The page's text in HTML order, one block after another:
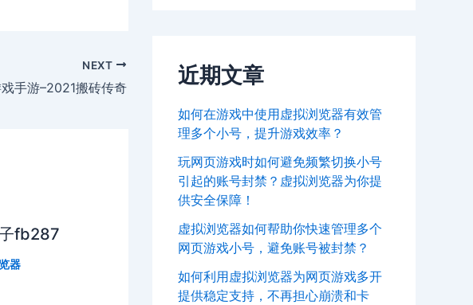
NEXT
手游–2021搬砖传奇
fb287
器
近期文章
如何在游戏中使用虚拟浏览器有效管
理多个小号，提升游戏效率？
玩网页游戏时如何避免频繁切换小号
引起的账号封禁？虚拟浏览器为你提
供安全保障！
虚拟浏览器如何帮助你快速管理多个
网页游戏小号，避免账号被封禁？
如何利用虚拟浏览器为网页游戏多开
提供稳定支持，不再担心崩溃和卡